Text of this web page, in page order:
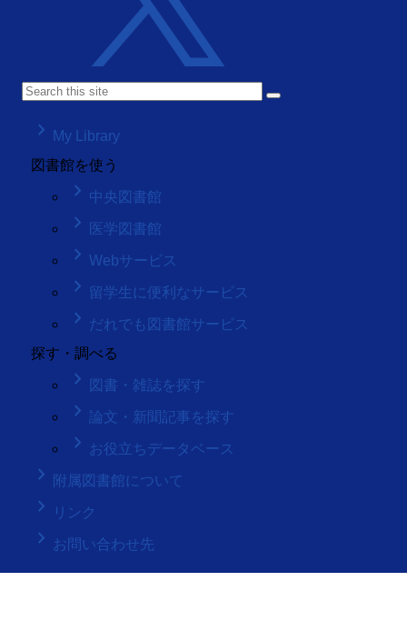
keyboard_arrow_right
My Library
図書館を使う
keyboard_arrow_right 中央図書館
keyboard_arrow_right 医学図書館
keyboard_arrow_right Webサービス
keyboard_arrow_right 留学生に便利なサービス
keyboard_arrow_right だれでも図書館サービス
探す・調べる
keyboard_arrow_right 図書・雑誌を探す
keyboard_arrow_right 論文・新聞記事を探す
keyboard_arrow_right お役立ちデータベース
keyboard_arrow_right 附属図書館について
keyboard_arrow_right リンク
keyboard_arrow_right お問い合わせ先